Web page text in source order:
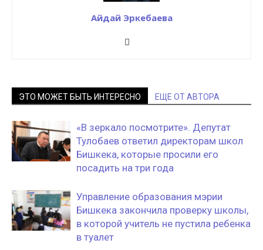
Айдай Эркебаева
ЭТО МОЖЕТ БЫТЬ ИНТЕРЕСНО ЕЩЕ ОТ АВТОРА
«В зеркало посмотрите». Депутат
Тулобаев ответил директорам школ
Бишкека, которые просили его
посадить на три года
Управление образования мэрии
Бишкека закончила проверку школы,
в которой учитель не пустила ребенка
в туалет